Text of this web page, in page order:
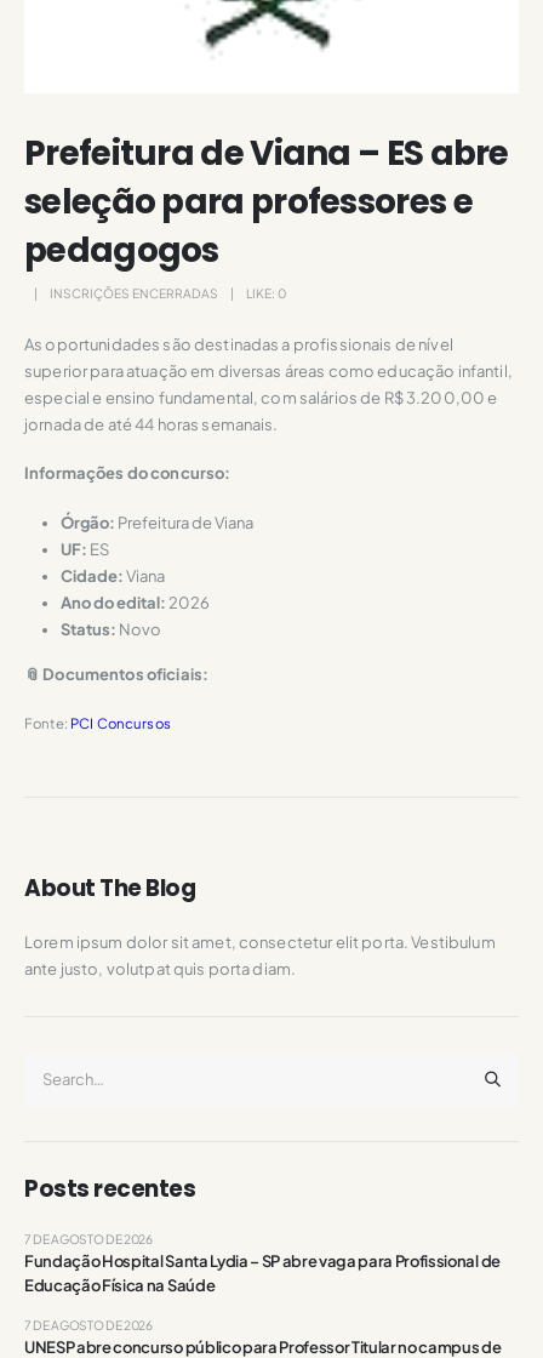
Prefeitura de Viana – ES abre
seleção para professores e
pedagogos
INSCRIÇÕES ENCERRADAS LIKE: 0
As oportunidades são destinadas a profissionais de nível
superior para atuação em diversas áreas como educação infantil,
especial e ensino fundamental, com salários de R$ 3.200,00 e
jornada de até 44 horas semanais.
Informações do concurso:
Órgão: Prefeitura de Viana
UF: ES
Cidade:Viana
Ano do edital: 2026
Status: Novo
📎 Documentos oficiais:
Fonte: PCI Concursos
About The Blog
Lorem ipsum dolor sit amet, consectetur elit porta. Vestibulum
ante justo, volutpat quis porta diam.
Posts recentes
Fundação Hospital Santa Lydia – SP abre vaga para Profissional de
Educação Física na Saúde
7 DE AGOSTO DE 2026
UNESP abre concurso público para Professor Titular no campus de
7 DE AGOSTO DE 2026